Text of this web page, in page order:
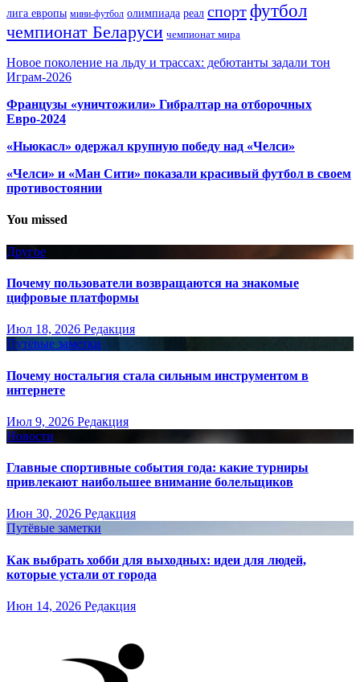
лига европы мини-футбол олимпиада реал спортфутбол
чемпионат Беларуси чемпионат мира
Новое поколение на льду и трассах: дебютанты задали тон
Играм-2026
Французы «уничтожили» Гибралтар на отборочных
Евро-2024
«Ньюкасл» одержал крупную победу над «Челси»
«Челси» и «Ман Сити» показали красивый футбол в своем
противостоянии
You missed
Другое
Почему пользователи возвращаются на знакомые
цифровые платформы
Июл 18, 2026 Редакция
Путёвые заметки
Почему ностальгия стала сильным инструментом в
интернете
Июл 9, 2026 Редакция
Новости
Главные спортивные события года: какие турниры
привлекают наибольшее внимание болельщиков
Июн 30, 2026 Редакция
Путёвые заметки
Как выбрать хобби для выходных: идеи для людей,
которые устали от города
Июн 14, 2026 Редакция